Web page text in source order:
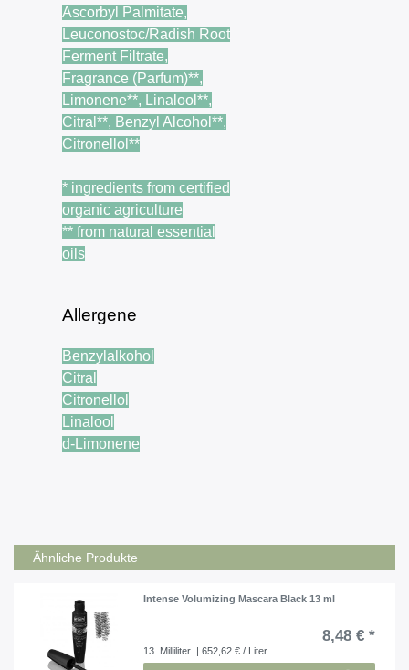
Ascorbyl Palmitate,
Leuconostoc/Radish Root
Ferment Filtrate,
Fragrance (Parfum)**,
Limonene**, Linalool**,
Citral**, Benzyl Alcohol**,
Citronellol**
* ingredients from certified
organic agriculture
** from natural essential
oils
Allergene
Benzylalkohol
Citral
Citronellol
Linalool
d-Limonene
Ähnliche Produkte
Intense Volumizing Mascara Black 13 ml
8,48 € *
13 Milliliter | 652,62 € / Liter